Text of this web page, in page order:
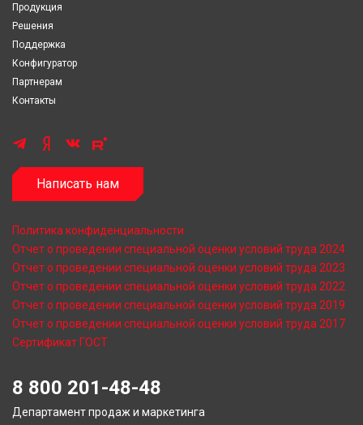
Продукция
Решения
Поддержка
Конфигуратор
Партнерам
Контакты
Написать нам
Политика конфиденциальности
Отчет о проведении специальной оценки условий труда 2024
Отчет о проведении специальной оценки условий труда 2023
Отчет о проведении специальной оценки условий труда 2022
Отчет о проведении специальной оценки условий труда 2019
Отчет о проведении специальной оценки условий труда 2017
Сертификат ГОСТ
8 800 201-48-48
Департамент продаж и маркетинга